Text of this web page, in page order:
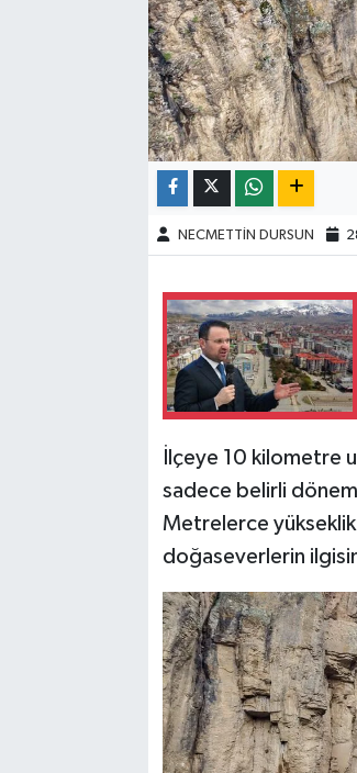
NECMETTİN DURSUN
İlçeye 10 kilometre
sadece belirli
Metrelerce
doğaseverlerin